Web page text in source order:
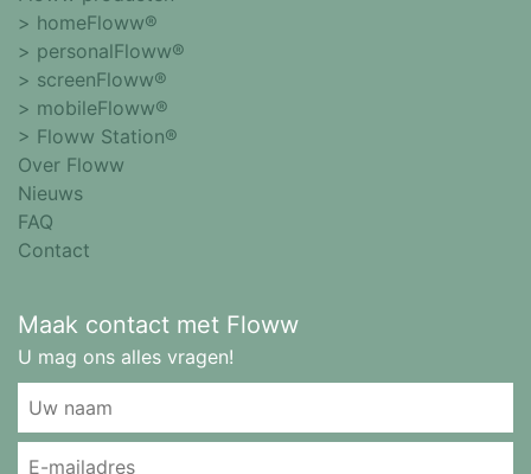
> homeFloww®
> personalFloww®
> screenFloww®
> mobileFloww®
> Floww Station®
Over Floww
Nieuws
FAQ
Contact
Maak contact met Floww
U mag ons alles vragen!